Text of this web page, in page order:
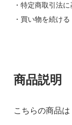
・特定商取引法
・買い物を続ける
商品説明
こちらの商品は